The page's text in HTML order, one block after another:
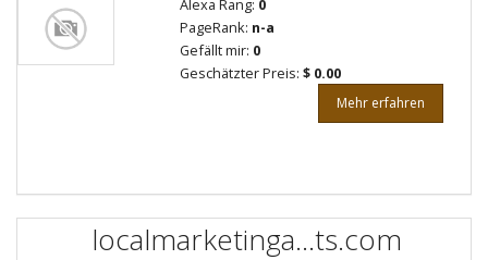
Alexa Rang: 0
PageRank: n-a
Gefällt mir: 0
Geschätzter Preis: $ 0.00
Mehr erfahren
localmarketinga...ts.com